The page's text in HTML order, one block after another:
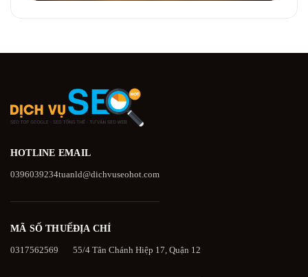
HOTLINE
0396039234
EMAIL
tuanld@dichvuseohot.com
MÃ SỐ THUẾ
0317562569
ĐỊA CHỈ
55/4 Tân Chánh Hiệp 17, Quận 12